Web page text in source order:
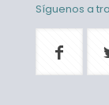
Síguenos a